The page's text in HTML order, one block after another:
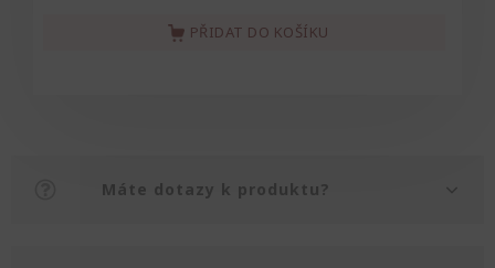
PŘIDAT DO KOŠÍKU
Máte dotazy k produktu?